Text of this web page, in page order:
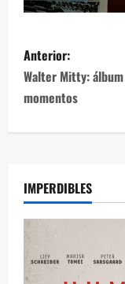
Anterior:
Walter Mitty:
momentos
IMPERDIBLES